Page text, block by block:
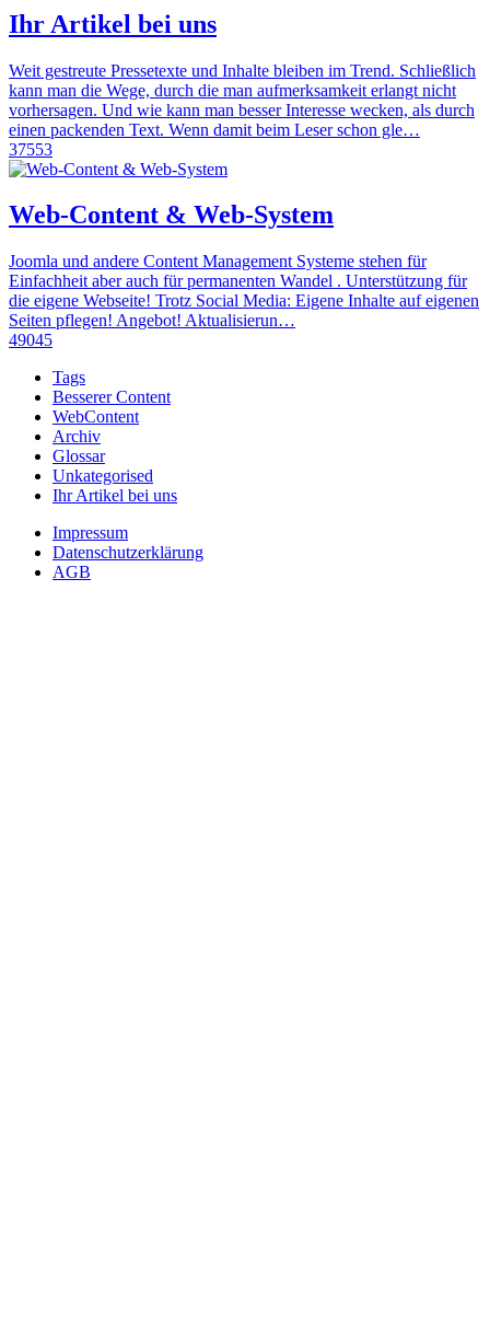
Ihr Artikel bei uns
Weit gestreute Pressetexte und Inhalte bleiben im Trend. Schließlich
kann man die Wege, durch die man aufmerksamkeit erlangt nicht
vorhersagen. Und wie kann man besser Interesse wecken, als durch
einen packenden Text. Wenn damit beim Leser schon gle…
37553
Web-Content & Web-System
Joomla und andere Content Management Systeme stehen für
Einfachheit aber auch für permanenten Wandel . Unterstützung für
die eigene Webseite! Trotz Social Media: Eigene Inhalte auf eigenen
Seiten pflegen! Angebot! Aktualisierun…
49045
Tags
Besserer Content
WebContent
Archiv
Glossar
Unkategorised
Ihr Artikel bei uns
Impressum
Datenschutzerklärung
AGB